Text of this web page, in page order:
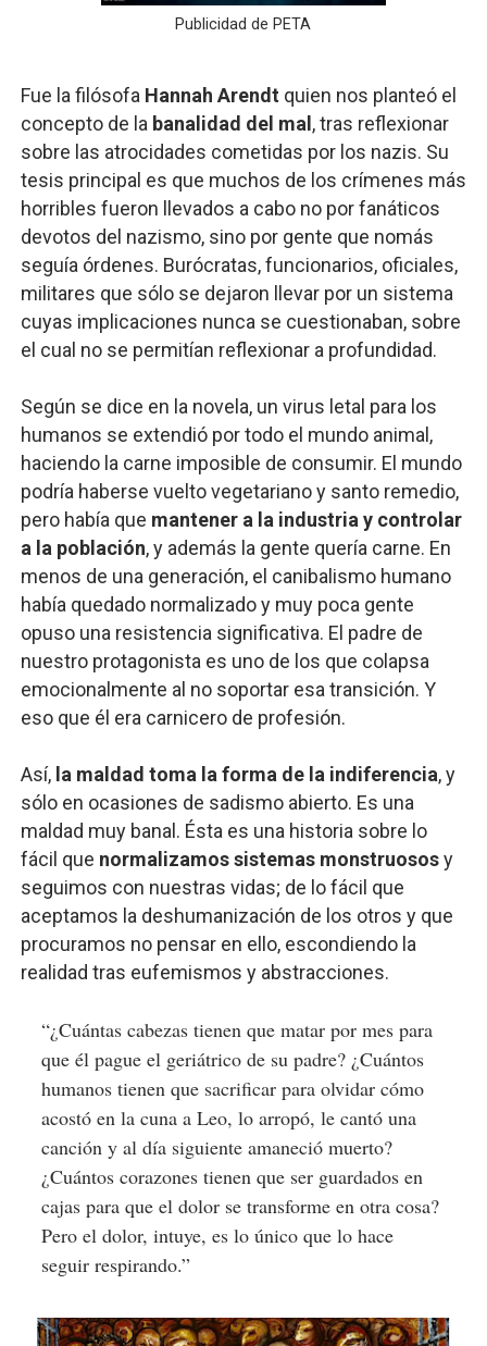
Publicidad de PETA
Fue la filósofa Hannah Arendt quien nos planteó el
concepto de la banalidad del mal , tras reflexionar
sobre las atrocidades cometidas por los nazis. Su
tesis principal es que muchos de los crímenes más
horribles fueron llevados a cabo no por fanáticos
devotos del nazismo, sino por gente que nomás
seguía órdenes. Burócratas, funcionarios, oficiales,
militares que sólo se dejaron llevar por un sistema
cuyas implicaciones nunca se cuestionaban, sobre
el cual no se permitían reflexionar a profundidad.
Según se dice en la novela, un virus letal para los
humanos se extendió por todo el mundo animal,
haciendo la carne imposible de consumir. El mundo
podría haberse vuelto vegetariano y santo remedio,
pero había que mantener a la industria y controlar
a la población, y además la gente quería carne. En
menos de una generación, el canibalismo humano
había quedado normalizado y muy poca gente
opuso una resistencia significativa. El padre de
nuestro protagonista es uno de los que colapsa
emocionalmente al no soportar esa transición. Y
eso que él era carnicero de profesión.
Así, la maldad toma la forma de la indiferencia, y
sólo en ocasiones de sadismo abierto. Es una
maldad muy banal. Ésta es una historia sobre lo
fácil que normalizamos sistemas monstruososy
seguimos con nuestras vidas; de lo fácil que
aceptamos la deshumanización de los otros y que
procuramos no pensar en ello, escondiendo la
realidad tras eufemismos y abstracciones.
“¿Cuántas cabezas tienen que matar por mes para
que él pague el geriátrico de su padre? ¿Cuántos
humanos tienen que sacrificar para olvidar cómo
acostó en la cuna a Leo, lo arropó, le cantó una
canción y al día siguiente amaneció muerto?
¿Cuántos corazones tienen que ser guardados en
cajas para que el dolor se transforme en otra cosa?
Pero el dolor, intuye, es lo único que lo hace
seguir respirando.”